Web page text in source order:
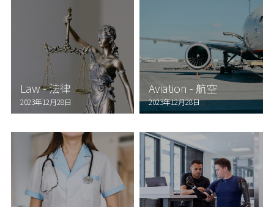
Law - 法律
2023年12月28日
Aviation - 航空
2023年12月28日